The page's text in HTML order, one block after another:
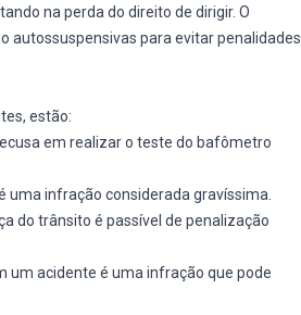
na perda do direito de dirigir. O
autossuspensivas para evitar penalidades
estão:
em realizar o teste do bafômetro
uma infração considerada gravíssima.
do trânsito é passível de penalização
um acidente é uma infração que pode